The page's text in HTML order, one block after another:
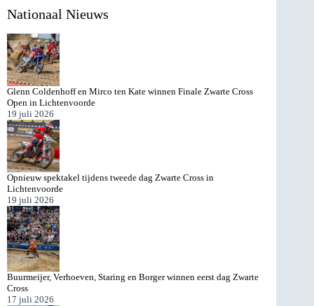
Nationaal Nieuws
Glenn Coldenhoff en Mirco ten Kate winnen Finale Zwarte Cross
Open in Lichtenvoorde
19 juli 2026
Opnieuw spektakel tijdens tweede dag Zwarte Cross in
Lichtenvoorde
19 juli 2026
Buurmeijer, Verhoeven, Staring en Borger winnen eerst dag Zwarte
Cross
17 juli 2026